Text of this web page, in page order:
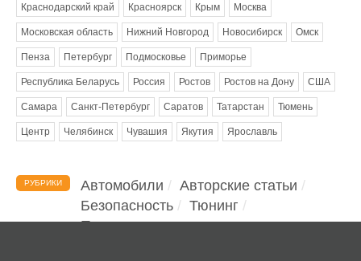
Краснодарский край Красноярск Крым Москва
Московская область Нижний Новгород Новосибирск Омск
Пенза Петербург Подмосковье Приморье
Республика Беларусь Россия Ростов Ростов на Дону США
Самара Санкт-Петербург Саратов Татарстан Тюмень
Центр Челябинск Чувашия Якутия Ярославль
РУБРИКИ Автомобили
Авторские статьи
Безопасность
Тюнинг
Помощь водителю